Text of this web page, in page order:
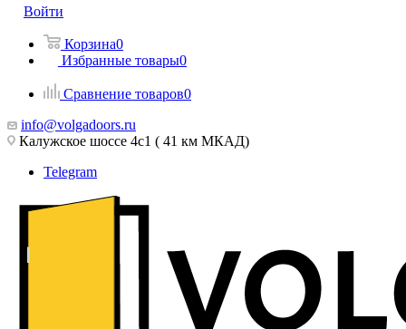
Войти
Корзина0
Избранные товары0
Сравнение товаров0
info@volgadoors.ru
Калужское шоссе 4с1 ( 41 км МКАД)
Telegram